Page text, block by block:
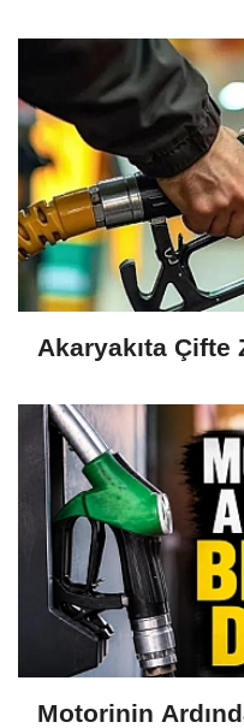
Akaryakıta Çifte
Motorinin